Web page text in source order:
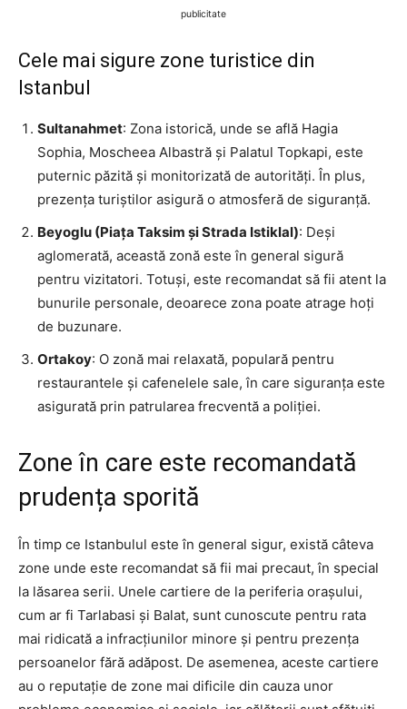
publicitate
Cele mai sigure zone turistice din
Istanbul
Sultanahmet: Zona istorică, unde se află Hagia
Sophia, Moscheea Albastră și Palatul Topkapi, este
puternic păzită și monitorizată de autorități. În plus,
prezența turiștilor asigură o atmosferă de siguranță.
Beyoglu (Piața Taksim și Strada Istiklal): Deși
aglomerată, această zonă este în general sigură
pentru vizitatori. Totuși, este recomandat să fii atent la
bunurile personale, deoarece zona poate atrage hoți
de buzunare.
Ortakoy: O zonă mai relaxată, populară pentru
restaurantele și cafenelele sale, în care siguranța este
asigurată prin patrularea frecventă a poliției.
Zone în care este recomandată
prudența sporită
În timp ce Istanbulul este în general sigur, există câteva
zone unde este recomandat să fii mai precaut, în special
la lăsarea serii. Unele cartiere de la periferia orașului,
cum ar fi Tarlabasi și Balat, sunt cunoscute pentru rata
mai ridicată a infracțiunilor minore și pentru prezența
persoanelor fără adăpost. De asemenea, aceste cartiere
au o reputație de zone mai dificile din cauza unor